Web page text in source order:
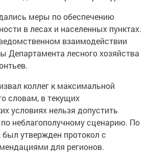
меры по обеспечению
в лесах и населенных пунктах.
взаимодействии
Департамента лесного хозяйства
коллег к максимальной
словам, в текущих
условиях нельзя допустить
неблагополучному сценарию. По
утвержден протокол с
для регионов.